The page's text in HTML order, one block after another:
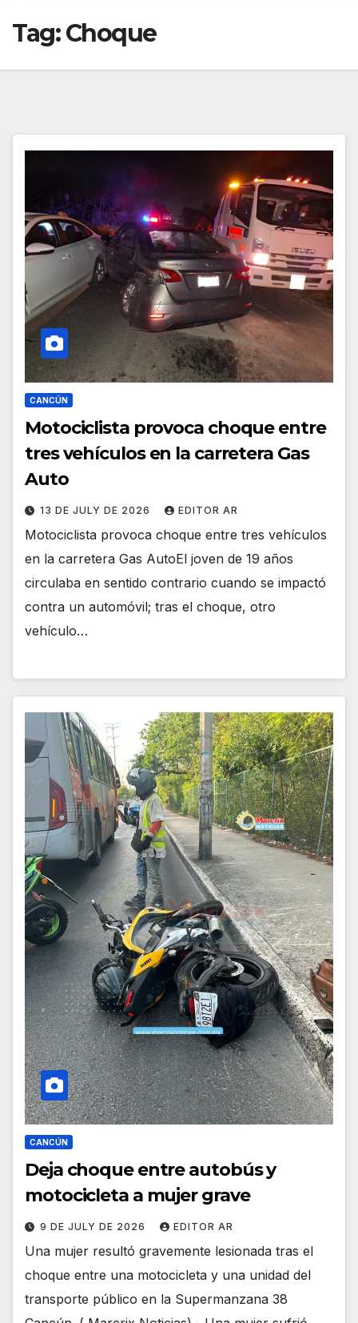
Tag:Choque
CANCÚN
Motociclista provoca choque entre
tres vehículos en la carretera Gas
Auto
13 DE JULY DE 2026 EDITOR AR
Motociclista provoca choque entre tres vehículos
en la carretera Gas AutoEl joven de 19 años
circulaba en sentido contrario cuando se impactó
contra un automóvil; tras el choque, otro
vehículo…
CANCÚN
Deja choque entre autobús y
motocicleta a mujer grave
9 DE JULY DE 2026 EDITOR AR
Una mujer resultó gravemente lesionada tras el
choque entre una motocicleta y una unidad del
transporte público en la Supermanzana 38